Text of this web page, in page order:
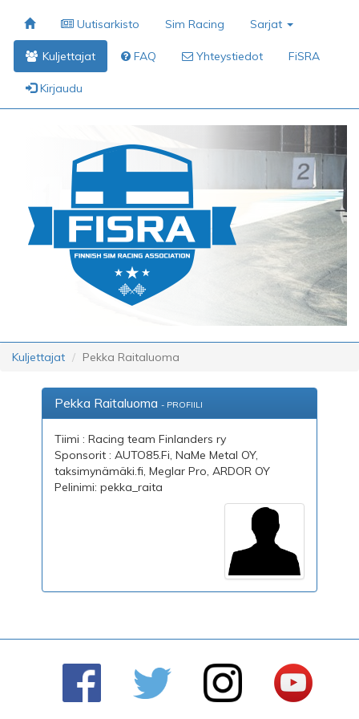
Uutisarkisto Sim Racing Sarjat
Kuljettajat FAQ Yhteystiedot FiSRA
Kirjaudu
Kuljettajat Pekka Raitaluoma
Pekka Raitaluoma - PROFIILI
Tiimi : Racing team Finlanders ry
Sponsorit : AUTO85.Fi, NaMe Metal OY,
taksimynämäki.fi, Meglar Pro, ARDOR OY
Pelinimi: pekka_raita